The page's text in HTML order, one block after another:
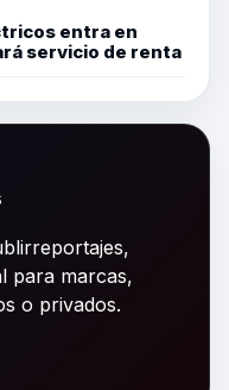
entra en
servicio de renta
para marcas,
o privados.